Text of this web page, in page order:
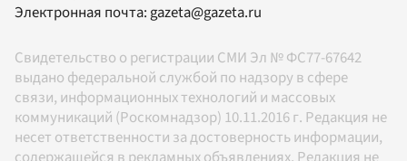
Электронная почта: gazeta@gazeta.ru
Свидетельство о регистрации СМИ Эл № ФС77-67642
выдано федеральной службой по надзору в сфере
связи, информационных технологий и массовых
коммуникаций (Роскомнадзор) 10.11.2016 г. Редакция не
несет ответственности за достоверность информации,